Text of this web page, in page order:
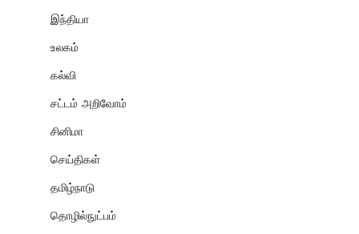
இந்தியா
உலகம்
கல்வி
சட்டம் அறிவோம்
சினிமா
செய்திகள்
தமிழ்நாடு
தொழில்நுட்பம்